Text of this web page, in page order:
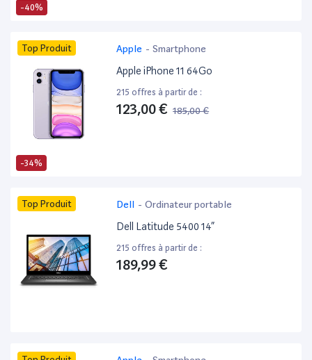
-40%
-34%
Top Produit Apple - Smartphone
Apple iPhone 11 64Go
215 offres à partir de :
123,00 € 185,00 €
Top Produit Dell - Ordinateur portable
Dell Latitude 5400 14”
215 offres à partir de :
189,99 €